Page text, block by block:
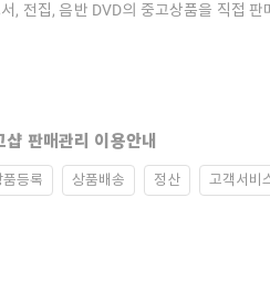
, 전집, 음반 DVD의 중고상품을 직접
샵 판매관리 이용안내
품등록 상품배송 정산 고객서비